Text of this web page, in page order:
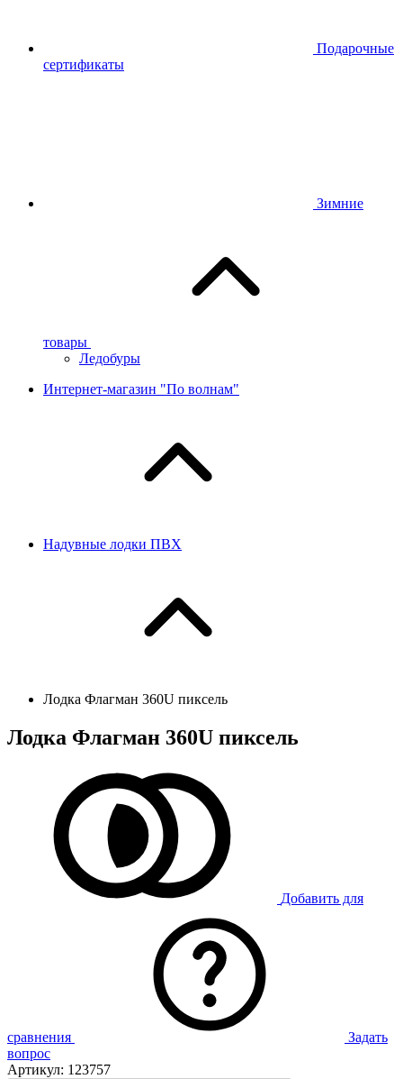
Подарочные
сертификаты
Зимние
товары
Ледобуры
Интернет-магазин "По волнам"
Надувные лодки ПВХ
Лодка Флагман 360U пиксель
Лодка Флагман 360U пиксель
Добавить для
сравнения
Задать
вопрос
Артикул: 123757